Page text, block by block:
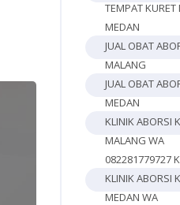
TEMPAT KURET
MEDAN
JUAL OBAT
MALANG
JUAL OBAT
MEDAN
KLINIK ABORSI
MALANG WA
082281779727
KLINIK ABORSI
MEDAN WA